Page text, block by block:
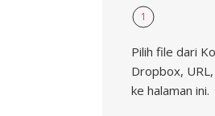
1
Pilih file dari
Dropbox,
ke halaman ini.